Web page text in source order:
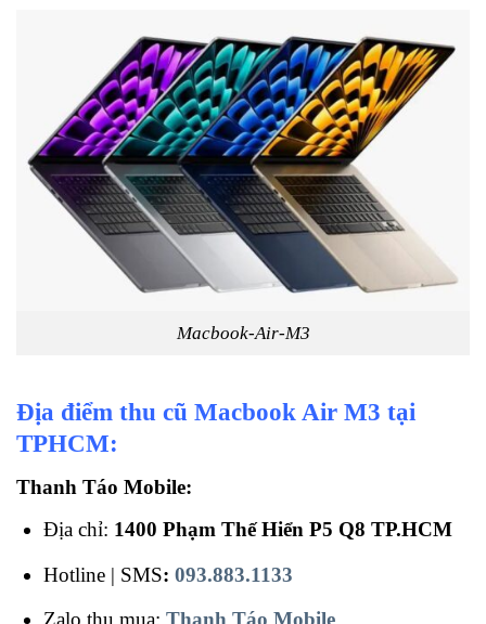
Macbook-Air-M3
Địa điểm thu cũ Macbook Air M3 tại
TPHCM:
Thanh Táo Mobile:
Địa chỉ: 1400 Phạm Thế Hiển P5 Q8 TP.HCM
Hotline | SMS: 093.883.1133
Zalo thu mua: Thanh Táo Mobile